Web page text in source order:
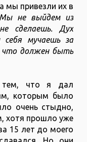
мы привезли их в
не выйдем из
сделаешь. Дух
мучаешь за
что должен быть
тем, что я дал
которым было
очень стыдно,
хотя прошло уже
15 лет до моего